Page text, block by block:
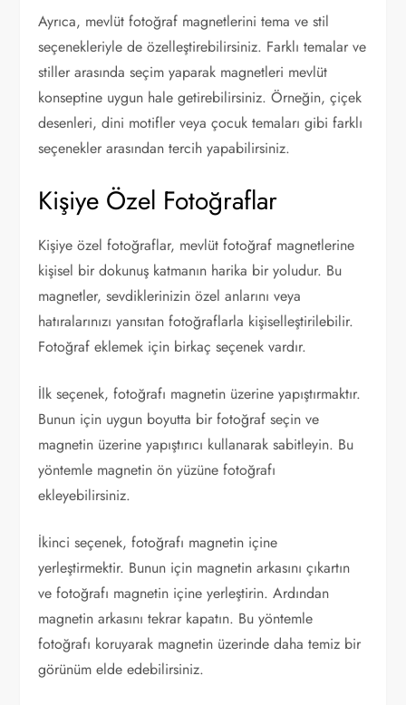
Ayrıca, mevlüt fotoğraf magnetlerini tema ve stil
seçenekleriyle de özelleştirebilirsiniz. Farklı temalar ve
stiller arasında seçim yaparak magnetleri mevlüt
konseptine uygun hale getirebilirsiniz. Örneğin, çiçek
desenleri, dini motifler veya çocuk temaları gibi farklı
seçenekler arasından tercih yapabilirsiniz.
Kişiye Özel Fotoğraflar
Kişiye özel fotoğraflar, mevlüt fotoğraf magnetlerine
kişisel bir dokunuş katmanın harika bir yoludur. Bu
magnetler, sevdiklerinizin özel anlarını veya
hatıralarınızı yansıtan fotoğraflarla kişiselleştirilebilir.
Fotoğraf eklemek için birkaç seçenek vardır.
İlk seçenek, fotoğrafı magnetin üzerine yapıştırmaktır.
Bunun için uygun boyutta bir fotoğraf seçin ve
magnetin üzerine yapıştırıcı kullanarak sabitleyin. Bu
yöntemle magnetin ön yüzüne fotoğrafı
ekleyebilirsiniz.
İkinci seçenek, fotoğrafı magnetin içine
yerleştirmektir. Bunun için magnetin arkasını çıkartın
ve fotoğrafı magnetin içine yerleştirin. Ardından
magnetin arkasını tekrar kapatın. Bu yöntemle
fotoğrafı koruyarak magnetin üzerinde daha temiz bir
görünüm elde edebilirsiniz.